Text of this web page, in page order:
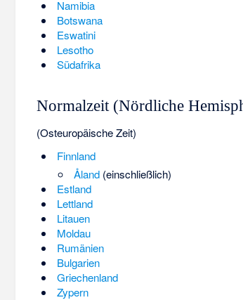
Namibia
Botswana
Eswatini
Lesotho
Südafrika
Normalzeit (Nördliche
(Osteuropäische Zeit)
Finnland
Åland (einschließlich)
Estland
Lettland
Litauen
Moldau
Rumänien
Bulgarien
Griechenland
Zypern